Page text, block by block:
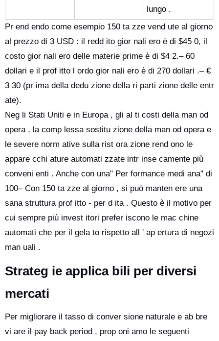
lungo .
Pr end endo come esempio 150 ta zze vend ute al giorno
al prezzo di 3 USD : il redd ito gior nali ero è di $45 0, il
costo gior nali ero delle materie prime è di $4 2.– 60
dollari e il prof itto l ordo gior nali ero è di 270 dollari .– €
3 30 (pr ima della dedu zione della ri parti zione delle entr
ate).
Neg li Stati Uniti e in Europa , gli al ti costi della man od
opera , la comp lessa sostitu zione della man od opera e
le severe norm ative sulla rist ora zione rend ono le
appare cchi ature automati zzate intr inse camente più
conveni enti . Anche con una" Per formance medi ana" di
100– Con 150 ta zze al giorno , si può manten ere una
sana struttura prof itto - per d ita . Questo è il motivo per
cui sempre più invest itori prefer iscono le mac chine
automati che per il gela to rispetto all ' ap ertura di negozi
man uali .
Strateg ie applica bili per diversi
mercati
Per migliorare il tasso di conver sione naturale e ab bre
vi are il pay back period , prop oni amo le seguenti